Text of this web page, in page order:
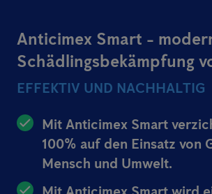
Anticimex Smart -
Schädlingsbekämpfung
EFFEKTIV UND NACHHALTIG
Mit Anticimex Smart
100% auf den Einsatz von
Mensch und Umwelt.